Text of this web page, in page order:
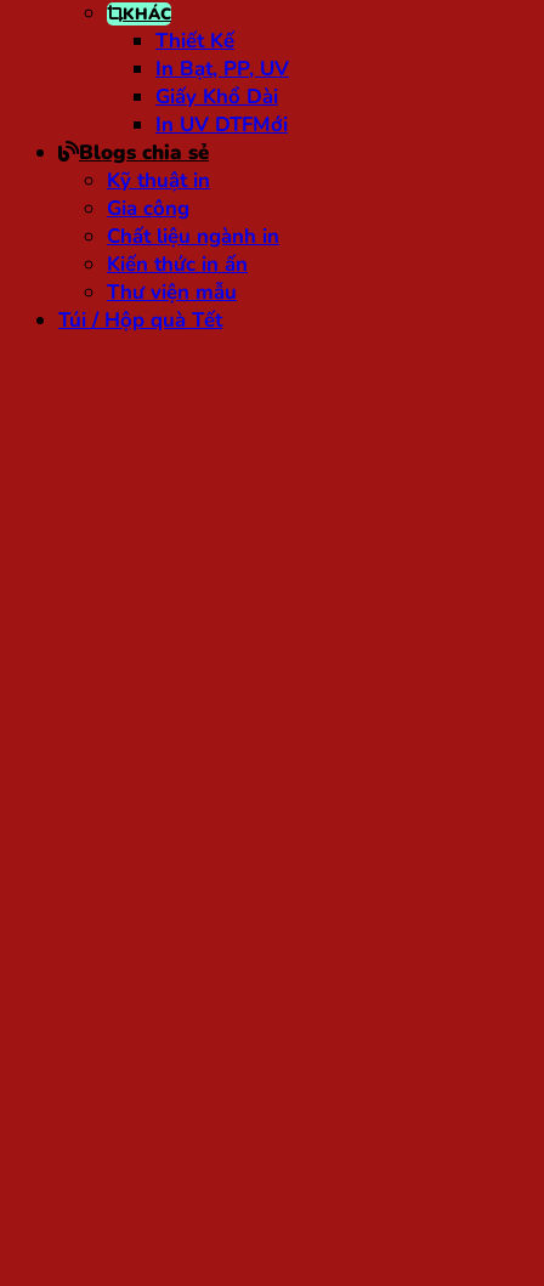
KHÁC
Thiết Kế
In Bạt, PP, UV
Giấy Khổ Dài
In UV DTF
Blogs chia sẻ
Kỹ thuật in
Gia công
Chất liệu ngành in
Kiến thức in ấn
Thư viện mẫu
Túi / Hộp quà Tết